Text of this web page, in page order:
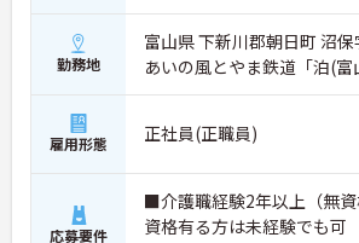
勤務地
富山県 下新川郡朝日町 沼
あいの風とやま鉄道「泊(
雇用形態 正社員(正職員)
応募要件
■介護職経験2年以上（無
資格有る方は未経験でも